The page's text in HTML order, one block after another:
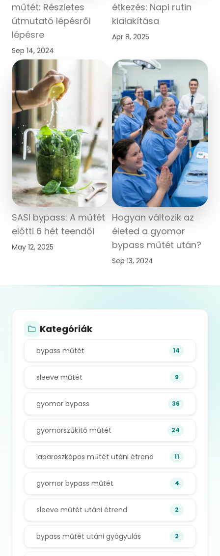
műtét: Részletes
útmutató lépésről
lépésre
Sep 14, 2024
étkezés: Napi rutin
kialakítása
Apr 8, 2025
SASI bypass: A műtét
előtti 6 hét teendői
May 12, 2025
Hogyan változik az
életed a gyomor
bypass műtét után?
Sep 13, 2024
Kategóriák
bypass műtét 14
sleeve műtét 9
gyomor bypass 36
gyomorszűkítő műtét 24
laparoszkópos műtét utáni étrend 11
gyomor bypass műtét 4
sleeve műtét utáni étrend 2
bypass műtét utáni gyógyulás 2